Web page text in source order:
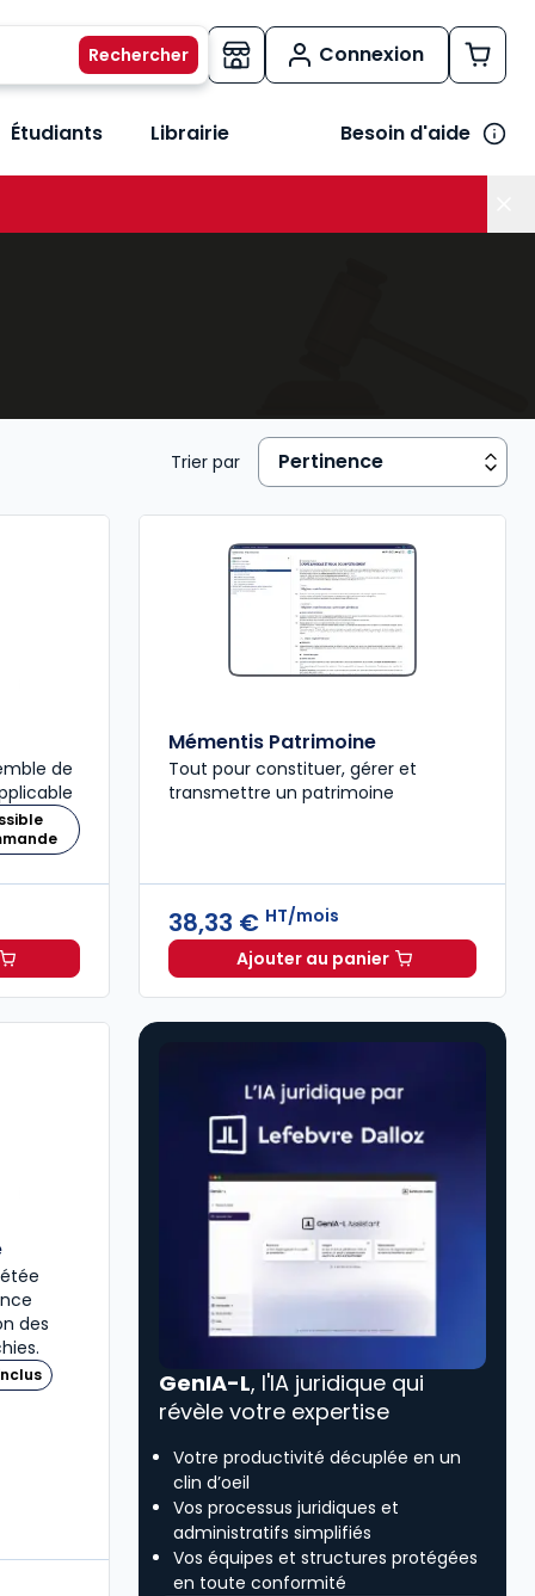
Connexion
métiers
le sous-menu Vos besoins
Étudiants Librairie Besoin d'aide
Trier par
de
Fiscal 2026 à 215,00 € TTC
Mémentis Patrimoine
Tout pour constituer, gérer et
transmettre un patrimoine
38,33 € HT/mois
Ajouter au panierMémentis Patrimoine à
des
GenIA-L, l'IA juridique qui
révèle votre expertise
Votre productivité décuplée en un
clin d’oeil
Vos processus juridiques et
administratifs simplifiés
Vos équipes et structures protégées
en toute conformité